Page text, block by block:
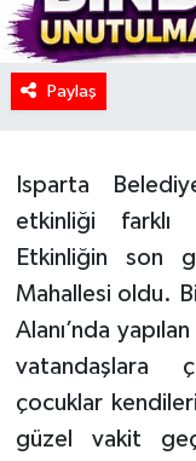
Paylaş
Isparta
etkinliği farklı
Etkinliğin son
Mahallesi oldu.
Alanı’nda
vatandaşlara
çocuklar
güzel vakit
Oyun
POLİTİKA
RESMİ
SAĞLIK
Spor
Tarihi